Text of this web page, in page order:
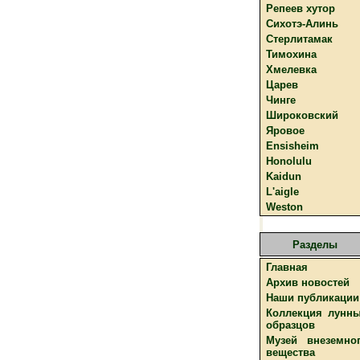
Репеев хутор
Сихотэ-Алинь
Стерлитамак
Тимохина
Хмелевка
Царев
Чинге
Широковский
Яровое
Ensisheim
Honolulu
Kaidun
L'aigle
Weston
Разделы
Главная
Архив новостей
Наши публикации
Коллекция
образцов
Музей
вещества